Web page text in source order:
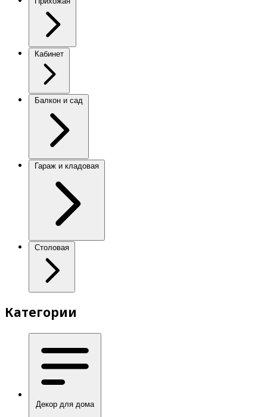
Кабинет
Балкон и сад
Гараж и кладовая
Столовая
Категории
Декор для дома